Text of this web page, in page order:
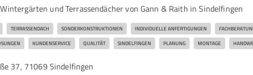
und Terrassendächer von Gann & Raith in Sindelfingen
TERRASSENDACH SONDERKONSTRUKTIONEN INDIVIDUELLE ANFERTIGUNGEN
KUNDENSERVICE QUALITÄT SINDELFINGEN PLANUNG MONTAGE
37, 71069 Sindelfingen